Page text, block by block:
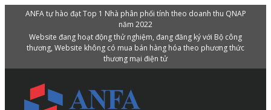
ANFA tự hào đạt Top 1 Nhà phân phối tính theo doanh thu QNAP
năm 2022
Website đang hoạt động thử nghiệm, đang đăng ký với Bộ công
thương, Website không có mua bán hàng hóa theo phương thức
thương mại điện tử